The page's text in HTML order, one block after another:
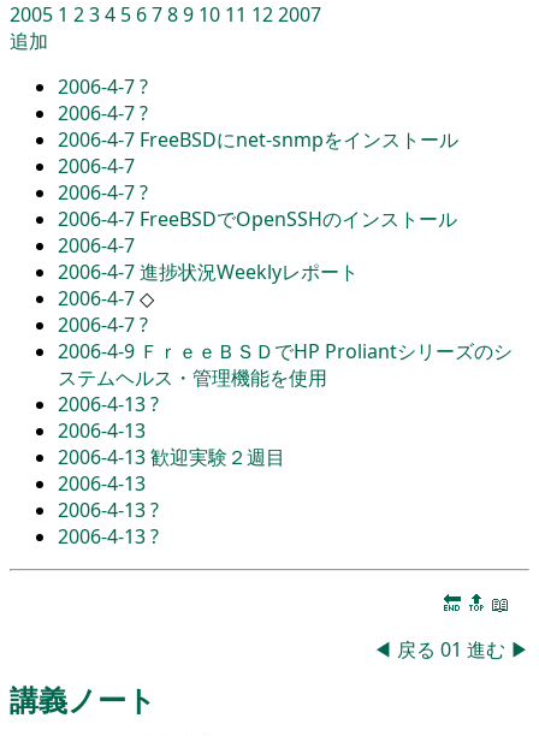
2005 1 234 5 6789 10 11 122007
追加
2006-4-7?
2006-4-7?
2006-4-7 FreeBSDにnet-snmpをインストール
2006-4-7
2006-4-7?
2006-4-7 FreeBSDでOpenSSHのインストール
2006-4-7
2006-4-7進捗状況Weeklyレポート
2006-4-7◇
2006-4-7?
2006-4-9 ＦｒｅｅＢＳＤでHP Proliantシリーズのシ
ステムヘルス・管理機能を使用
2006-4-13?
2006-4-13
2006-4-13歓迎実験２週目
2006-4-13
2006-4-13?
2006-4-13?
🔚 🔝 📖
◀ 戻る 01 進む ▶
講義ノート